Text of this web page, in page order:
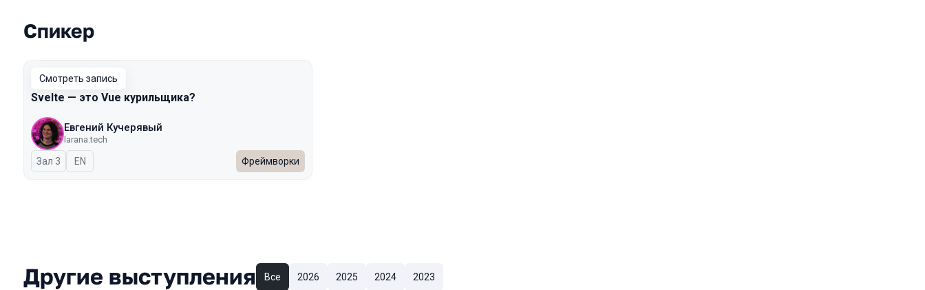
Выступления в сезоне 2025 Autumn
Спикер
Смотреть запись
Svelte — это Vue курильщика?
Евгений Кучерявый
larana.tech
Зал 3 На английском языке
EN Фреймворки
Другие выступления Все 2026 2025 2024 2023